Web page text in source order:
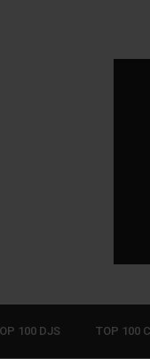
100 DJS TOP 100